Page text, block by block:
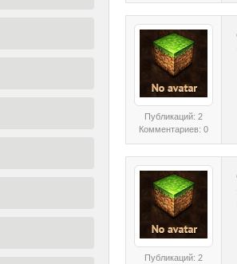
Публикаций: 2
Комментариев: 0
Публикаций: 2